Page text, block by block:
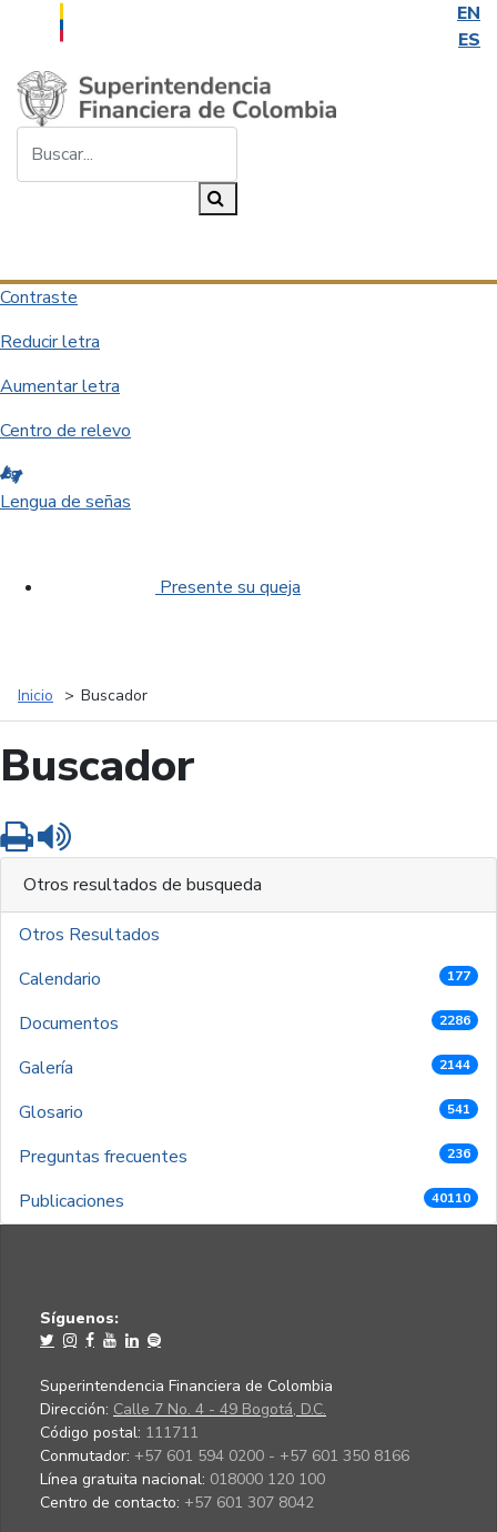
EN
ES
Saltar al contenido principal
Contraste
Reducir letra
Aumentar letra
Centro de relevo
Lengua de señas
Presente su queja
Inicio Buscador
Buscador
Imprimir
Otros resultados de busqueda
Otros Resultados
Calendario
177
Documentos 2286
Galería 2144
Glosario 541
Preguntas frecuentes 236
Publicaciones 40110
Síguenos:
Superintendencia Financiera de Colombia
Dirección: Calle 7 No. 4 - 49 Bogotá, D.C.
Código postal: 111711
Conmutador: +57 601 594 0200 - +57 601 350 8166
Línea gratuita nacional: 018000 120 100
Centro de contacto: +57 601 307 8042